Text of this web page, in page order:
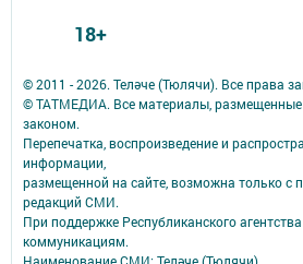
© 2011 - 2026. Теләче (Тюлячи). Все права
© ТАТМЕДИА. Все материалы,
законом.
Перепечатка, воспроизведение и
информации,
размещенной на сайте, возможна только с
редакций СМИ.
При поддержке Республиканского
коммуникациям.
Наименование СМИ: Теләче (Тюлячи)
18+